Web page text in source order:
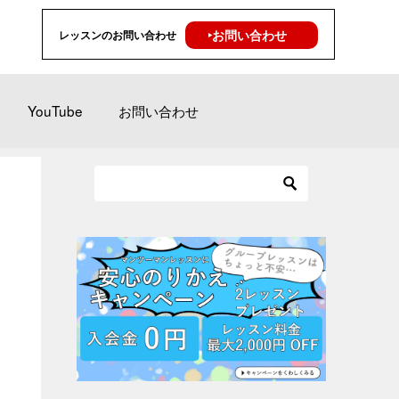
レッスンのお問い合わせ ‣お問い合わせ
YouTube お問い合わせ